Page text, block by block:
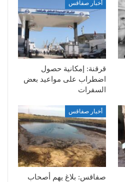
أخبار صفاقس
قرقنة: إمكانية حصول
اضطراب على مواعيد بعض
السفرات
أخبار صفاقس
صفاقس: بلاغ يهم أصحاب